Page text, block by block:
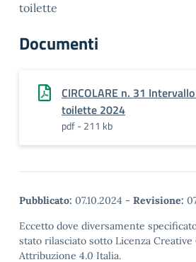
toilette
Documenti
CIRCOLARE n. 31
toilette 2024
pdf - 211 kb
Pubblicato: 07.10.2024 - Revisione:
Eccetto dove diversamente
stato rilasciato sotto Licenza Creative
Attribuzione 4.0 Italia.